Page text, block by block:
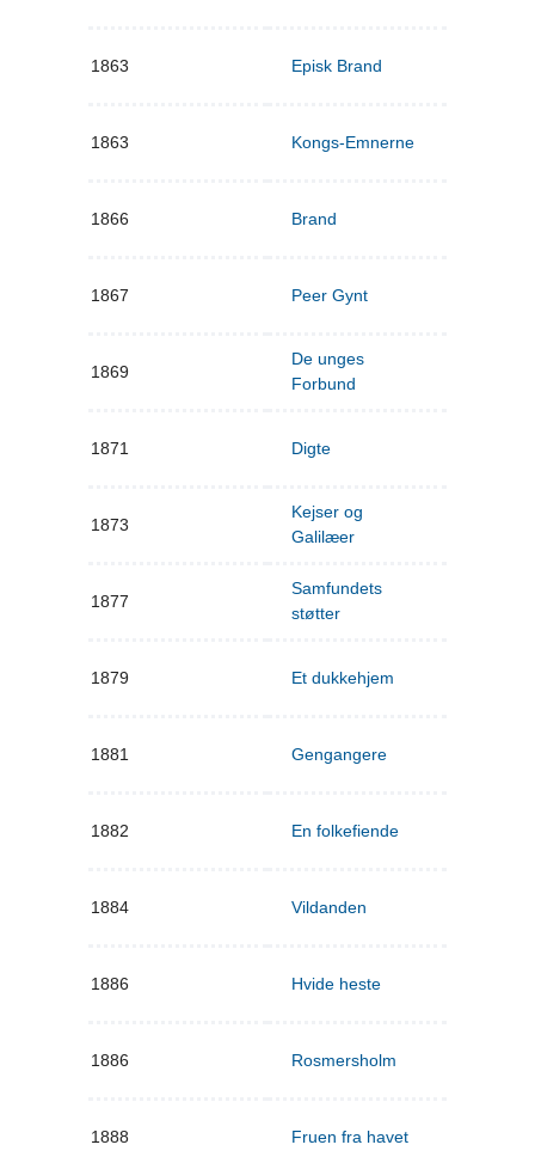
1863 Episk Brand
1863 Kongs-Emnerne
1866 Brand
1867 Peer Gynt
1869
De unges
Forbund
1871 Digte
1873
Kejser og
Galilæer
1877
Samfundets
støtter
1879 Et dukkehjem
1881 Gengangere
1882 En folkefiende
1884 Vildanden
1886 Hvide heste
1886 Rosmersholm
1888 Fruen fra havet